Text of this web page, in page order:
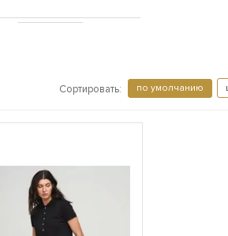
Сортировать: по умолчанию